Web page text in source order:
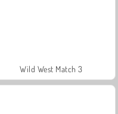
Wild West Match 3